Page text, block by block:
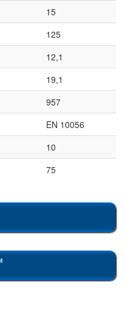
15
125
12,1
19,1
957
EN 10056
10
75